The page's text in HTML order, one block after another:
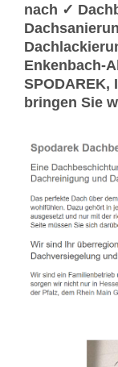
nach ✓
Enkenbach-
SPODAREK,
bringen Sie